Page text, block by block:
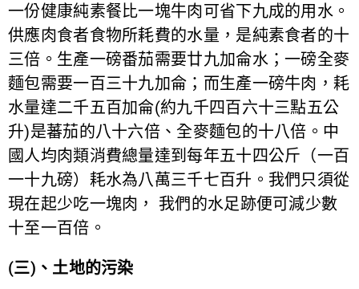
一份健康純素餐比一塊牛肉可省下九成的用水。
供應肉食者食物所耗費的水量，是純素食者的十
三倍。生產一磅番茄需要廿九加侖水；一磅全麥
麵包需要一百三十九加侖；而生產一磅牛肉，耗
水量達二千五百加侖(約九千四百六十三點五公
升)是蕃茄的八十六倍、全麥麵包的十八倍。中
國人均肉類消費總量達到每年五十四公斤（一百
一十九磅）耗水為八萬三千七百升。我們只須從
現在起少吃一塊肉， 我們的水足跡便可減少數
十至一百倍。
(三)、土地的污染